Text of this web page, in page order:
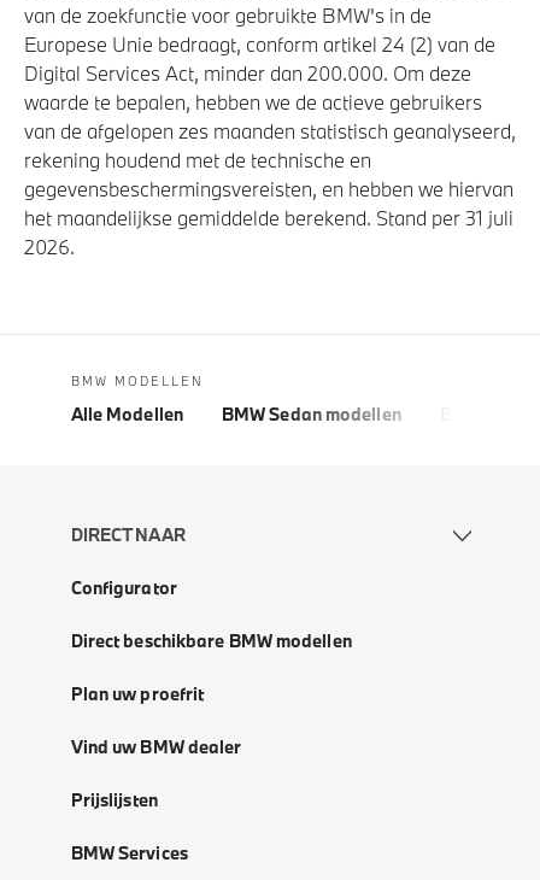
van de zoekfunctie voor gebruikte BMW's in de
Europese Unie bedraagt, conform artikel 24 (2) van de
Digital Services Act, minder dan 200.000. Om deze
waarde te bepalen, hebben we de actieve gebruikers
van de afgelopen zes maanden statistisch geanalyseerd,
rekening houdend met de technische en
gegevensbeschermingsvereisten, en hebben we hiervan
het maandelijkse gemiddelde berekend. Stand per 31 juli
2026.
BMW MODELLEN
Alle Modellen BMW Sedan modellen
DIRECT NAAR
Configurator
Direct beschikbare BMW modellen
Plan uw proefrit
Vind uw BMW dealer
Prijslijsten
BMW Services